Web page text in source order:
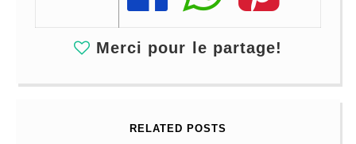
Merci pour le partage!
RELATED POSTS